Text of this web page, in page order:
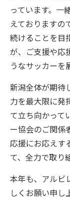
っています。一
えておりますの
続けることを目
が、ご支援や応
うなサッカーを
新潟全体が期待
力を最大限に発
て立ち向かって
ー協会のご関係
応援にお応えす
て、全力で取り
本年も、アルビ
しくお願い申し